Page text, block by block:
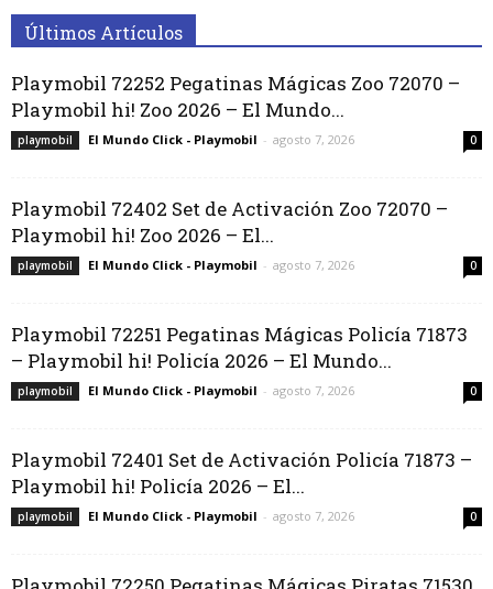
Últimos Artículos
Playmobil 72252 Pegatinas Mágicas Zoo 72070 –
Playmobil hi! Zoo 2026 – El Mundo...
playmobil El Mundo Click - Playmobil - agosto 7, 2026 0
Playmobil 72402 Set de Activación Zoo 72070 –
Playmobil hi! Zoo 2026 – El...
playmobil El Mundo Click - Playmobil - agosto 7, 2026 0
Playmobil 72251 Pegatinas Mágicas Policía 71873
– Playmobil hi! Policía 2026 – El Mundo...
playmobil El Mundo Click - Playmobil - agosto 7, 2026 0
Playmobil 72401 Set de Activación Policía 71873 –
Playmobil hi! Policía 2026 – El...
playmobil El Mundo Click - Playmobil - agosto 7, 2026 0